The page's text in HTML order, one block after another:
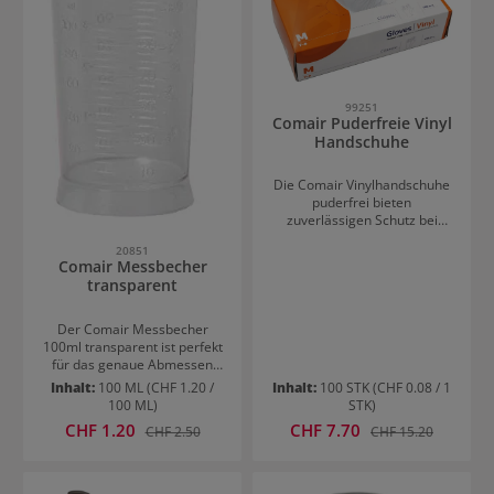
20851
Comair Messbecher
transparent
Der Comair Messbecher
100ml transparent ist perfekt
für das genaue Abmessen
von Haarfarben,
Oxidationsmitteln und
Fixierungen von Dauerwellen.
Er besteht aus einem
100ml Skala gekennzeichnet.
Inhalt: 100 ML(CHF 1.20 /
100 ML)
Verkaufspreis:
CHF 1.20 Regulärer Preis:
CHF 2.50
99251
Comair Puderfreie Vinyl
Handschuhe
Die Comair Vinylhandschuhe
puderfrei bieten
zuverlässigen Schutz bei
hygienisches
Arbeiten.Vielseitig einsetzbar
& hautfreundlichDie
Handschuhe sind nicht steril
Inhalt: 100 STK(CHF 0.08 / 1
STK)
Verkaufspreis:
CHF 7.70 Regulärer Preis:
CHF 15.20